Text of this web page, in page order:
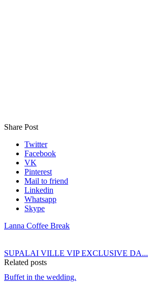
Share Post
Twitter
Facebook
VK
Pinterest
Mail to friend
Linkedin
Whatsapp
Skype
Lanna Coffee Break
SUPALAI VILLE VIP EXCLUSIVE DA...
Related posts
Buffet in the wedding.